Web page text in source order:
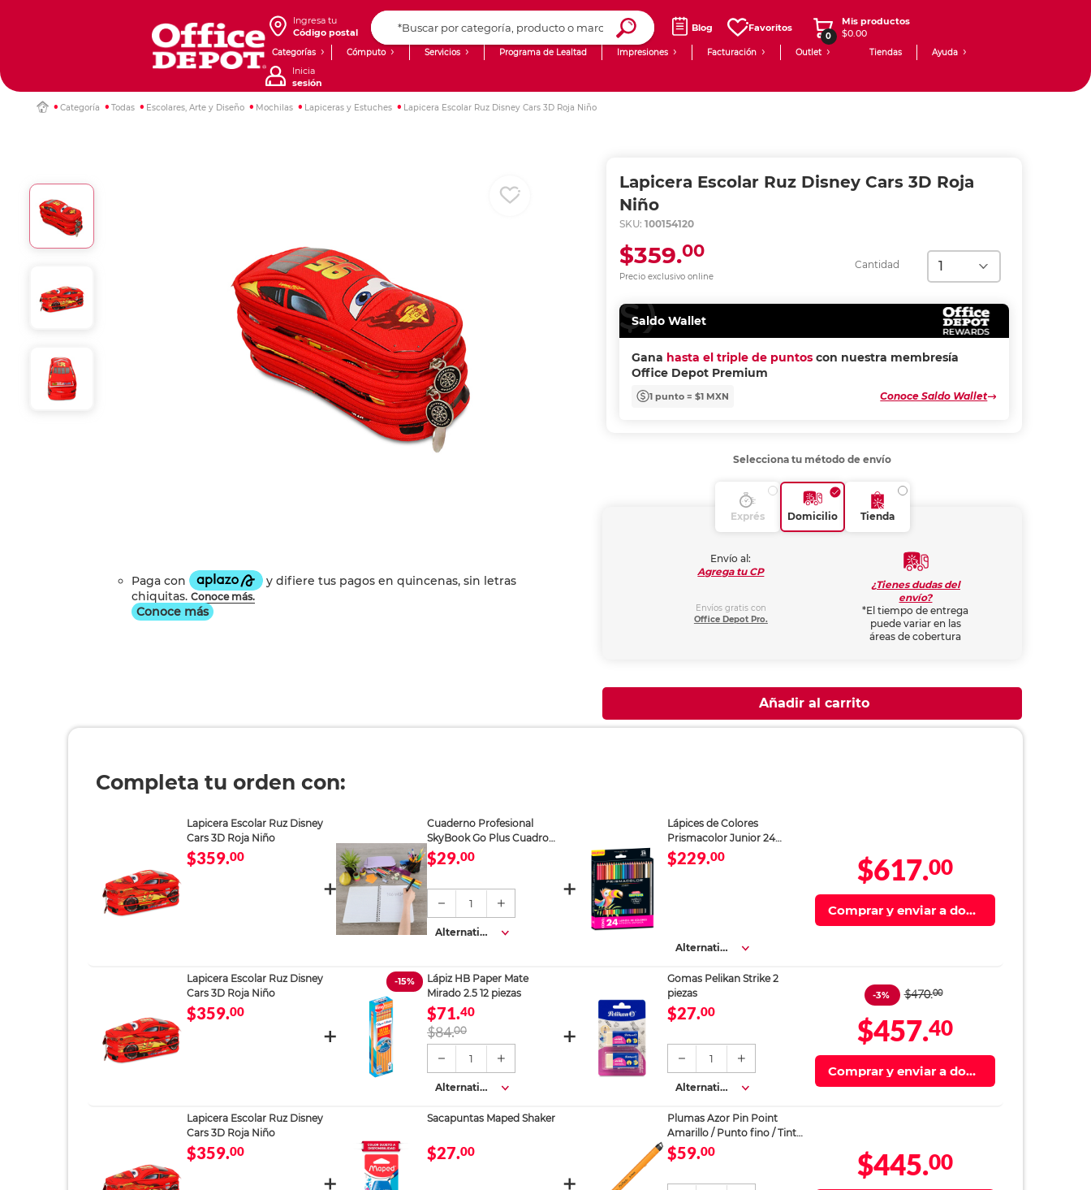
Ingresa tu
Código postal
Blog Favoritos
0
Mis productos
$0.00
Categorías Cómputo Servicios
Venta corporativa
Programa de Lealtad Impresiones Facturación Outlet Tiendas Ayuda
Inicia
sesión
Categoría Todas Escolares, Arte y Diseño Mochilas Lapiceras y Estuches Lapicera Escolar Ruz Disney Cars 3D Roja Niño
Conoce más
Lapicera Escolar Ruz Disney Cars 3D Roja
Niño
SKU: 100154120
Cantidad
Precio exclusivo online
$359.00
Saldo Wallet
Gana hasta el triple de puntos con nuestra membresía
Office Depot Premium
1 punto = $1 MXN Conoce Saldo Wallet
Selecciona tu método de envío
Exprés Domicilio Tienda
Envío al:
Agrega tu CP
Envíos gratis con
Office Depot Pro.
¿Tienes dudas del
envío?
*El tiempo de entrega
puede variar en las
áreas de cobertura
Añadir al carrito
Completa tu orden con:
Lapicera Escolar Ruz Disney
Cars 3D Roja Niño
$359.00
Cuaderno Profesional
SkyBook Go Plus Cuadro
Chico 100 hojas
$29.00
1
Alternativa
Lápices de Colores
Prismacolor Junior 24
piezas
$229.00
Alternativa
$617.00
Comprar y enviar a domi
cilio
Lapicera Escolar Ruz Disney
Cars 3D Roja Niño
$359.00
-15%
Lápiz HB Paper Mate
Mirado 2.5 12 piezas
$71.40
$84.00
1
Alternativa
Gomas Pelikan Strike 2
piezas
$27.00
1
Alternativa
$457.40
-3% $470.00
Comprar y enviar a domi
Lapicera Escolar Ruz Disney
Cars 3D Roja Niño
$359.00
Sacapuntas Maped Shaker
$27.00
Plumas Azor Pin Point
Amarillo / Punto fino / Tinta
azul / 12 piezas
$59.00 $445.00